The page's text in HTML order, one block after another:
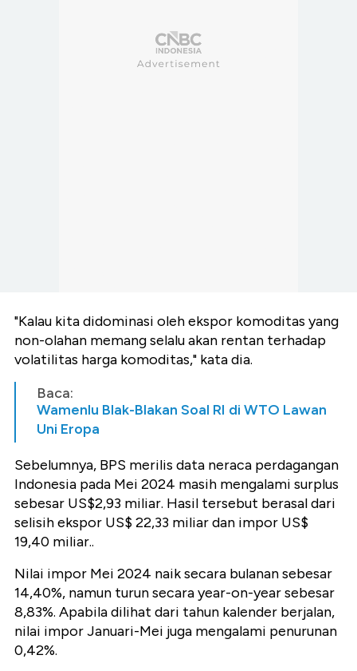
"Kalau kita didominasi oleh ekspor komoditas yang
non-olahan memang selalu akan rentan terhadap
volatilitas harga komoditas," kata dia.
Baca:
Wamenlu Blak-Blakan Soal RI di WTO Lawan
Uni Eropa
Sebelumnya, BPS merilis data neraca perdagangan
Indonesia pada Mei 2024 masih mengalami surplus
sebesar US$2,93 miliar. Hasil tersebut berasal dari
selisih ekspor US$ 22,33 miliar dan impor US$
19,40 miliar..
Nilai impor Mei 2024 naik secara bulanan sebesar
14,40%, namun turun secara year-on-year sebesar
8,83%. Apabila dilihat dari tahun kalender berjalan,
nilai impor Januari-Mei juga mengalami penurunan
0,42%.